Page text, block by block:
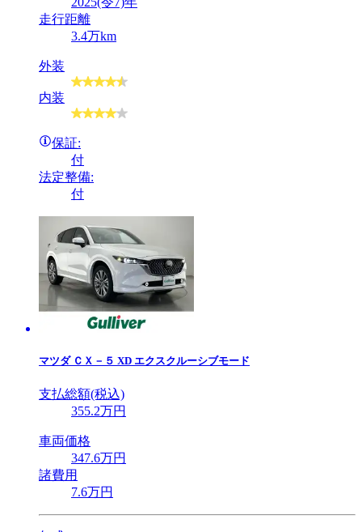
走行距離
3.4万km
外装
内装
保証:
付
法定整備:
付
マツダ ＣＸ－５ XD エクスクルーシブモード
支払総額(税込)
355.2万円
車両価格
347.6万円
諸費用
7.6万円